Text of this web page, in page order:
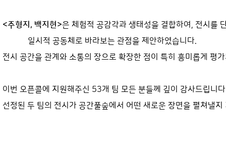
<주형지, 백지현>은 체험적 공감각과 생태성을 결합하여, 전시를
일시적 공동체로 바라보는 관점을 제안하였습니다.
전시 공간을 관계와 소통의 장으로 확장한 점이 특히 흥미롭게 평
이번 오픈콜에 지원해주신 53개 팀 모든 분들께 깊이 감사드립니
선정된 두 팀의 전시가 공간풀숲에서 어떤 새로운 장면을 펼쳐낼지